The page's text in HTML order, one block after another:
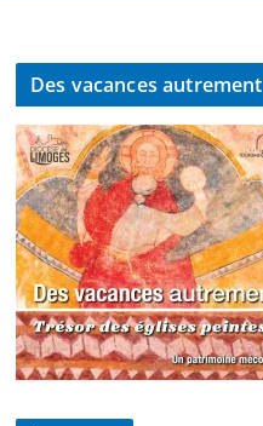
Des vacances autrement